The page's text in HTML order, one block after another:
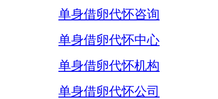
单身借卵代怀咨询
单身借卵代怀中心
单身借卵代怀机构
单身借卵代怀公司